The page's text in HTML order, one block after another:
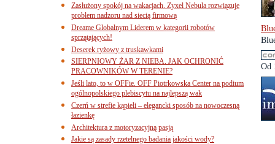
Od
Zasłużony spokój na wakacjach. Zyxel Nebula rozwiązuje
problem nadzoru nad siecią firmową
Dreame Globalnym Liderem w kategorii robotów
sprzątających!
Deserek ryżowy z truskawkami
SIERPNIOWY ŻAR Z NIEBA. JAK OCHRONIĆ
PRACOWNIKÓW W TERENIE?
Jeśli lato, to w OFFie. OFF Piotrkowska Center na podium
ogólnopolskiego plebiscytu na najlepszą wak
Czerń w strefie kąpieli – elegancki sposób na nowoczesną
łazienkę
Architektura z motoryzacyjną pasją
Jakie są zasady rzetelnego badania jakości wody?